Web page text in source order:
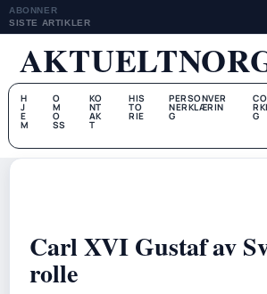
ABONNER
SISTE ARTIKLER
H
J
E
M
O
M
O
SS
KO
NT
AK
T
HIS
TO
RIE
PERSONVER
NERKLÆRIN
G G
Carl XVI Gustaf av
rolle